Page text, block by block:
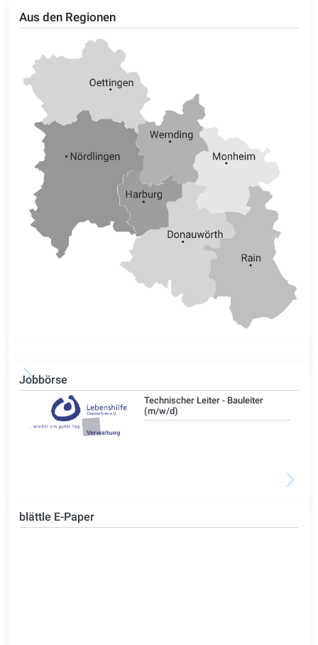
Aus den Regionen
Jobbörse
Technischer Leiter - Bauleiter
(m/w/d)
blättle E-Paper